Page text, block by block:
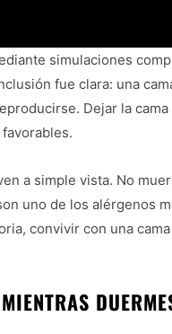
simulaciones
fue clara: una
Dejar la
a simple vista. No
uno de los alérgenos
convivir con una